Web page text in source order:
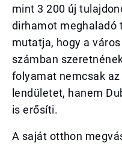
mint 3 200 új
dirhamot meghaladó
mutatja, hogy a
számban
folyamat nemcsak
lendületet, hanem
is erősíti.
A saját otthon